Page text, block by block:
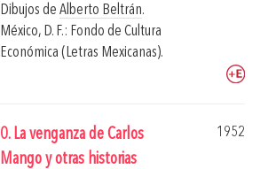
Dibujos de Alberto Beltrán.
México, D. F.: Fondo de Cultura
Económica (Letras Mexicanas).
0. La venganza de Carlos
Mango y otras historias
1952